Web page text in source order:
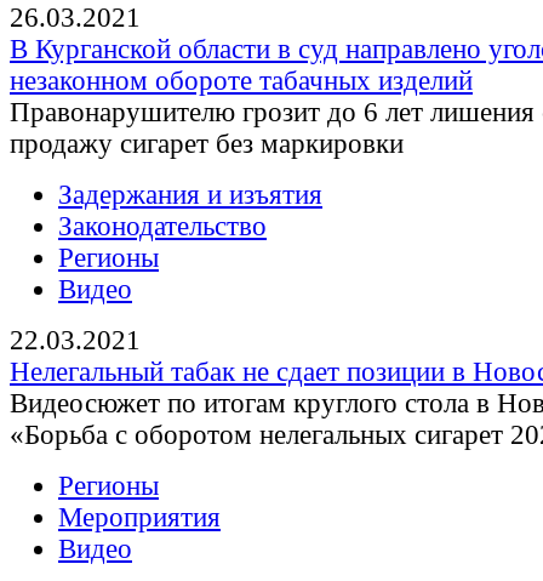
26.03.2021
В Курганской области в суд направлено
незаконном обороте табачных изделий
Правонарушителю грозит до 6 лет лишения
продажу сигарет без маркировки
Задержания и изъятия
Законодательство
Регионы
Видео
22.03.2021
Нелегальный табак не сдает позиции в
Видеосюжет по итогам круглого стола в
«Борьба с оборотом нелегальных сигарет
Регионы
Мероприятия
Видео